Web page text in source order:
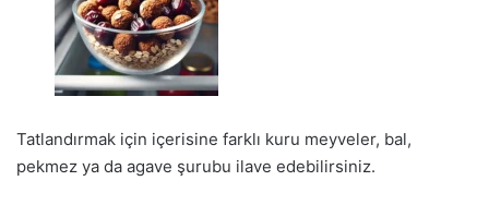
Tatlandırmak için içerisine farklı kuru meyveler, bal,
pekmez ya da agave şurubu ilave edebilirsiniz.